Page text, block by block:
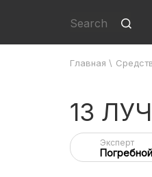
Главная \
13
Эксперт